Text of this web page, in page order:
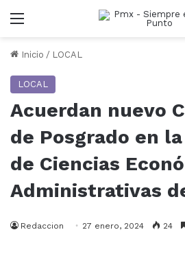
Menu
Inicio / LOCAL
LOCAL
Acuerdan nuevo
de Posgrado en
de Ciencias
Administrativas
Redaccion 27 enero, 2024 24